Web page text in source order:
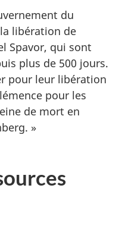
du
libération de
Spavor, qui sont
plus de 500 jours.
pour leur libération
pour les
de mort en
»